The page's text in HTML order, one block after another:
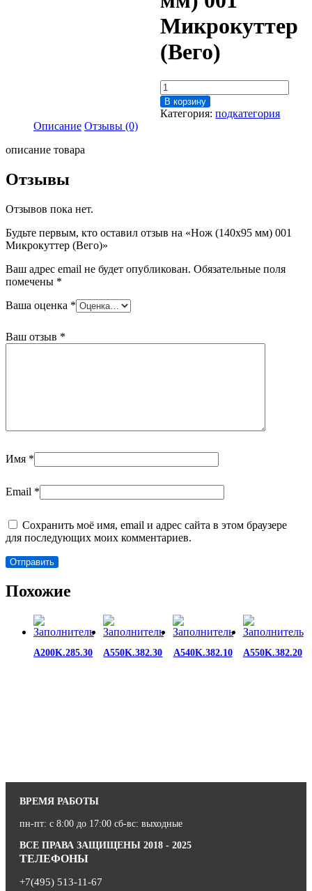
Микрокуттер
(Вего)
Количество
товара
Нож
(140х95
В корзину
Категория:подкатегория
Описание Отзывы (0)
описание товара
Отзывы
Отзывов пока нет.
Будьте первым, кто оставил отзыв на «Нож (140х95 мм) 001
Микрокуттер (Вего)»
Ваш адрес email не будет опубликован. Обязательные поля
помечены *
Ваша оценка *
Ваш отзыв *
Имя *
Email *
Сохранить моё имя, email и адрес сайта в этом браузере
для последующих моих комментариев.
Похожие
A200K.285.30 A550K.382.30 A540K.382.10 A550K.382.20
ВРЕМЯ РАБОТЫ
пн-пт: с 8:00 до 17:00 сб-вс: выходные
ВСЕ ПРАВА ЗАЩИЩЕНЫ 2018 - 2025
ТЕЛЕФОНЫ
+7(495) 513-11-67